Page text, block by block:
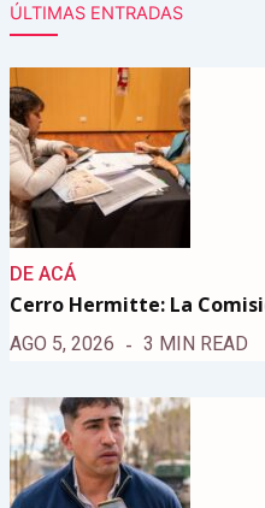
ÚLTIMAS ENTRADAS
DE ACÁ
Cerro Hermitte: La
AGO 5, 2026 3 MIN READ